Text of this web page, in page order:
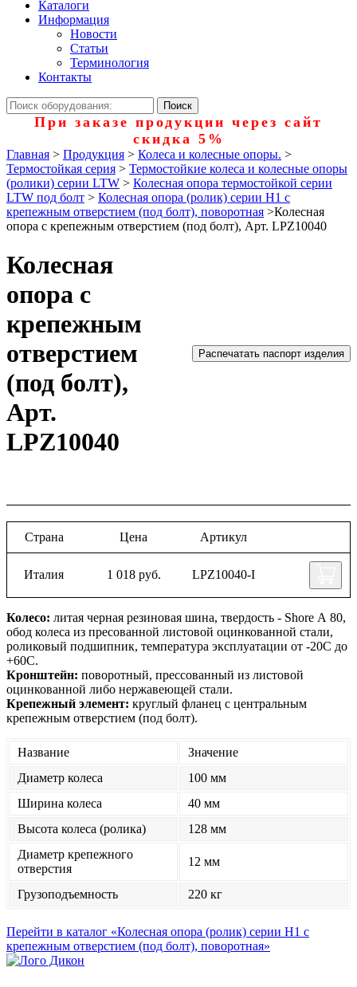
Каталоги
Информация
Новости
Статьи
Терминология
Контакты
При заказе продукции через сайт
скидка 5%
Главная > Продукция > Колеса и колесные опоры. >
Термостойкая серия > Термостойкие колеса и колесные опоры
(ролики) серии LTW > Колесная опора термостойкой серии
LTW под болт > Колесная опора (ролик) серии H1 с
крепежным отверстием (под болт), поворотная >Колесная
опора с крепежным отверстием (под болт), Арт. LPZ10040
Колесная
опора с
крепежным
отверстием
(под болт),
Арт.
LPZ10040
Распечатать паспорт изделия
Колесо: литая черная резиновая шина, твердость - Shore А 80,
обод колеса из пресованной листовой оцинкованной стали,
роликовый подшипник, температура эксплуатации от -20С до
+60С.
Кронштейн: поворотный, прессованный из листовой
оцинкованной либо нержавеющей стали.
Крепежный элемент: круглый фланец с центральным
крепежным отверстием (под болт).
Название
Значение
Диаметр колеса
100 мм
Ширина колеса
40 мм
Высота колеса (ролика)
128 мм
Диаметр крепежного
отверстия
12 мм
Грузоподъемность 220 кг
Страна Цена Артикул
Италия 1 018 руб. LPZ10040-I
Перейти в каталог «Колесная опора (ролик) серии H1 с
крепежным отверстием (под болт), поворотная»